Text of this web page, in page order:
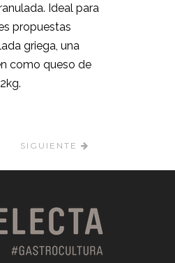
Ideal para
propuestas
griega, una
como queso de
SIGUIENTE